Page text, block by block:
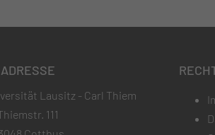
ADRESSE
Lausitz - Carl Thiem
111